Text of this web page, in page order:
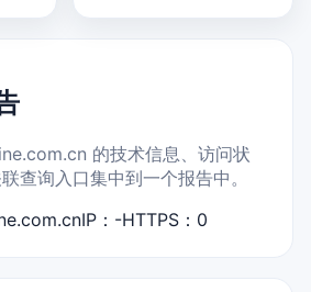
的技术信息、访问状
查询入口集中到一个报告中。
IP：-HTTPS：0